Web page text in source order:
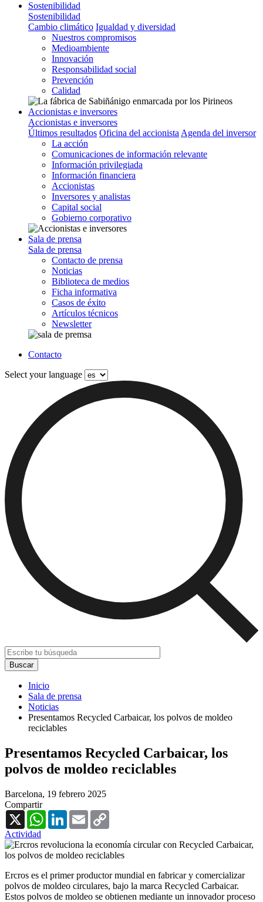
Sostenibilidad
Sostenibilidad
Cambio climático Igualdad y diversidad
Nuestros compromisos
Medioambiente
Innovación
Responsabilidad social
Prevención
Calidad
Accionistas e inversores
Accionistas e inversores
Últimos resultados Oficina del accionista Agenda del inversor
La acción
Comunicaciones de información relevante
Información privilegiada
Información financiera
Accionistas
Inversores y analistas
Capital social
Gobierno corporativo
Sala de prensa
Sala de prensa
Contacto de prensa
Noticias
Biblioteca de medios
Ficha informativa
Casos de éxito
Artículos técnicos
Newsletter
Contacto
Select your language
Inicio
Sala de prensa
Noticias
Presentamos Recycled Carbaicar, los polvos de moldeo
reciclables
Presentamos Recycled Carbaicar, los
polvos de moldeo reciclables
Barcelona, 19 febrero 2025
Compartir
X
WhatsAppLinkedInEmail
Actividad
Ercros es el primer productor mundial en fabricar y comercializar
polvos de moldeo circulares, bajo la marca Recycled Carbaicar.
Estos polvos de moldeo se obtienen mediante un innovador proceso